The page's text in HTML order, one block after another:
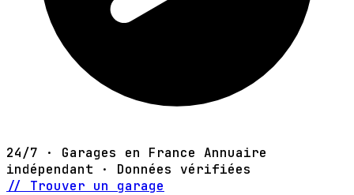
24/7 · Garages en France Annuaire
indépendant · Données vérifiées
// Trouver un garage